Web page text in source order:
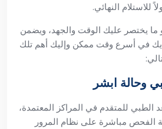
للاستلام النهائي.
ما يختصر عليك الوقت والجهد، ويضمن
في أسرع وقت ممكن وإليك أهم تلك
وحالة ابشر
الطبي للمتقدم في المراكز المعتمدة،
الفحص مباشرة على نظام المرور